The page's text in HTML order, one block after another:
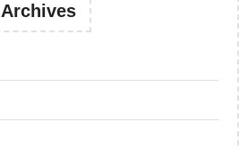
Archives